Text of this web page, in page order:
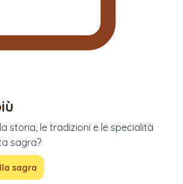
storia, le tradizioni e le specialità
sagra?
sagra